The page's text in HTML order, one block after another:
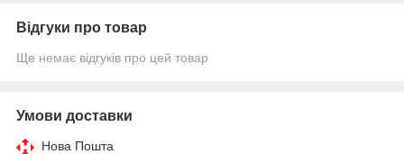
Відгуки про товар
Ще немає відгуків про цей товар
Умови доставки
Нова Пошта